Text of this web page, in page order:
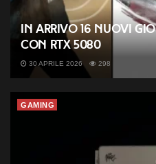
In arrivo 16 nuovi
con RTX 5080
30 APRILE 2026 298
GAMING